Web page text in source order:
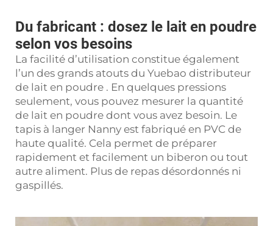
Du fabricant : dosez le lait en poudre
selon vos besoins
La facilité d’utilisation constitue également
l’un des grands atouts du Yuebao distributeur
de lait en poudre . En quelques pressions
seulement, vous pouvez mesurer la quantité
de lait en poudre dont vous avez besoin. Le
tapis à langer Nanny est fabriqué en PVC de
haute qualité. Cela permet de préparer
rapidement et facilement un biberon ou tout
autre aliment. Plus de repas désordonnés ni
gaspillés.